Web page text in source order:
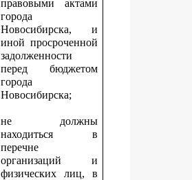
правовыми актами
города
Новосибирска, и
иной просроченной
задолженности
перед бюджетом
города
Новосибирска;
не должны
находиться в
перечне
организаций и
физических лиц, в